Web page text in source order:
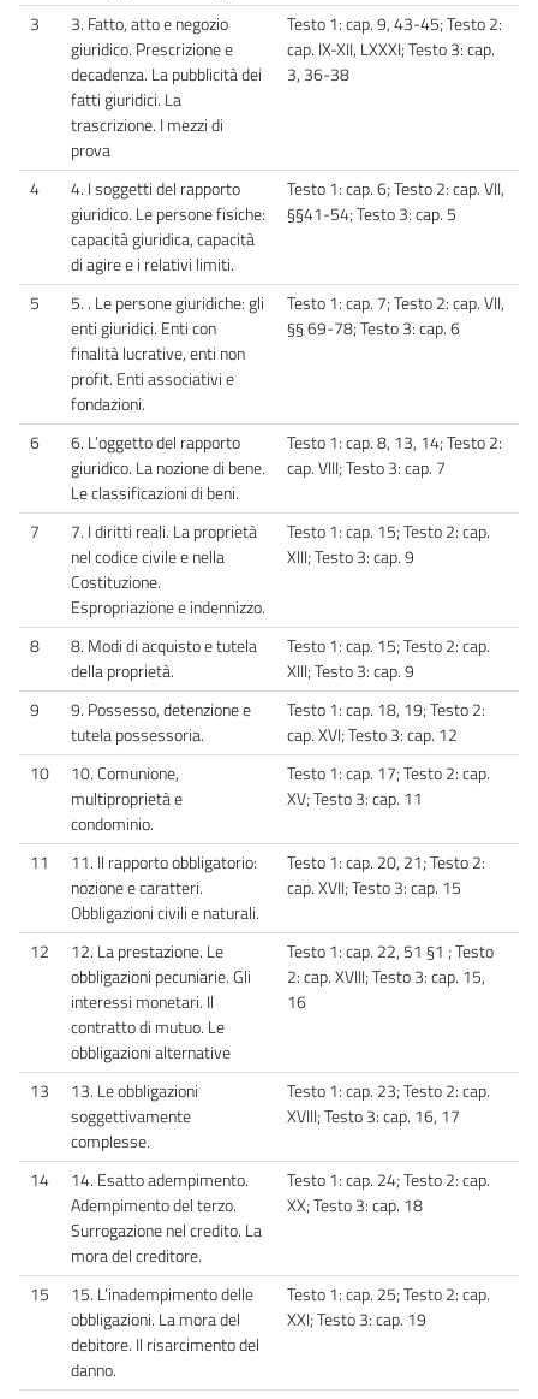
3
3. Fatto, atto e negozio
giuridico. Prescrizione e
decadenza. La pubblicità dei
fatti giuridici. La
trascrizione. I mezzi di
prova
Testo 1: cap. 9, 43-45; Testo 2:
cap. IX-XII, LXXXI; Testo 3: cap.
3, 36-38
4
4. I soggetti del rapporto
giuridico. Le persone fisiche:
capacità giuridica, capacità
di agire e i relativi limiti.
Testo 1: cap. 6; Testo 2: cap. VII,
§§41-54; Testo 3: cap. 5
5
5. . Le persone giuridiche: gli
enti giuridici. Enti con
finalità lucrative, enti non
profit. Enti associativi e
fondazioni.
Testo 1: cap. 7; Testo 2: cap. VII,
§§ 69-78; Testo 3: cap. 6
6
6. L’oggetto del rapporto
giuridico. La nozione di bene.
Le classificazioni di beni.
Testo 1: cap. 8, 13, 14; Testo 2:
cap. VIII; Testo 3: cap. 7
7
7. I diritti reali. La proprietà
nel codice civile e nella
Costituzione.
Espropriazione e indennizzo.
Testo 1: cap. 15; Testo 2: cap.
XIII; Testo 3: cap. 9
8
8. Modi di acquisto e tutela
della proprietà.
Testo 1: cap. 15; Testo 2: cap.
XIII; Testo 3: cap. 9
9
9. Possesso, detenzione e
tutela possessoria.
Testo 1: cap. 18, 19; Testo 2:
cap. XVI; Testo 3: cap. 12
10
10. Comunione,
multiproprietà e
condominio.
Testo 1: cap. 17; Testo 2: cap.
XV; Testo 3: cap. 11
11
11. Il rapporto obbligatorio:
nozione e caratteri.
Obbligazioni civili e naturali.
Testo 1: cap. 20, 21; Testo 2:
cap. XVII; Testo 3: cap. 15
12
12. La prestazione. Le
obbligazioni pecuniarie. Gli
interessi monetari. Il
contratto di mutuo. Le
obbligazioni alternative
Testo 1: cap. 22, 51 §1 ; Testo
2: cap. XVIII; Testo 3: cap. 15,
16
13
13. Le obbligazioni
soggettivamente
complesse.
Testo 1: cap. 23; Testo 2: cap.
XVIII; Testo 3: cap. 16, 17
14
14. Esatto adempimento.
Adempimento del terzo.
Surrogazione nel credito. La
mora del creditore.
Testo 1: cap. 24; Testo 2: cap.
XX; Testo 3: cap. 18
15
15. L’inadempimento delle
obbligazioni. La mora del
debitore. Il risarcimento del
danno.
Testo 1: cap. 25; Testo 2: cap.
XXI; Testo 3: cap. 19